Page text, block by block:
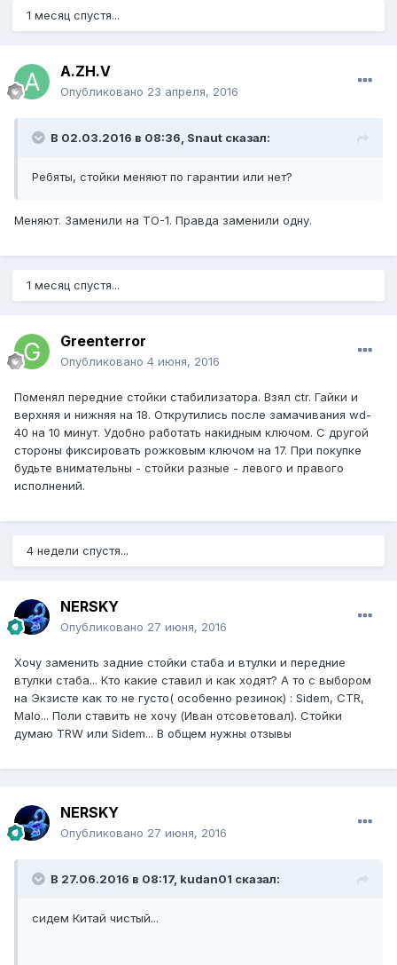
1 месяц спустя...
A.ZH.V
Опубликовано 23 апреля, 2016
В 02.03.2016 в 08:36, Snaut сказал:
Ребяты, стойки меняют по гарантии или нет?
Меняют. Заменили на ТО-1. Правда заменили одну.
1 месяц спустя...
Greenterror
Опубликовано 4 июня, 2016
Поменял передние стойки стабилизатора. Взял ctr. Гайки и
верхняя и нижняя на 18. Открутились после замачивания wd-
40 на 10 минут. Удобно работать накидным ключом. С другой
стороны фиксировать рожковым ключом на 17. При покупке
будьте внимательны - стойки разные - левого и правого
исполнений.
4 недели спустя...
NERSKY
Опубликовано 27 июня, 2016
Хочу заменить задние стойки стаба и втулки и передние
втулки стаба... Кто какие ставил и как ходят? А то с выбором
на Экзисте как то не густо( особенно резинок) : Sidem, CTR,
Malo... Поли ставить не хочу (Иван отсоветовал). Стойки
думаю TRW или Sidem... В общем нужны отзывы
NERSKY
Опубликовано 27 июня, 2016
В 27.06.2016 в 08:17, kudan01 сказал:
сидем Китай чистый...